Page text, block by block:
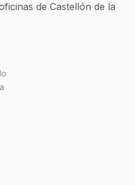
de Castellón de la